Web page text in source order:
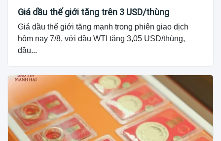
Giá dầu thế giới tăng trên 3 USD/thùng
Giá dầu thế giới tăng mạnh trong phiên giao dịch
hôm nay 7/8, với dầu WTI tăng 3,05 USD/thùng,
dầu...